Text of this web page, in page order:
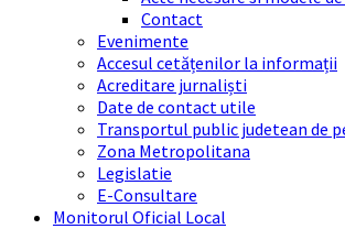
Contact
Evenimente
Accesul cetățenilor la informații
Acreditare jurnaliști
Date de contact utile
Transportul public judetean de
Zona Metropolitana
Legislatie
E-Consultare
Monitorul Oficial Local